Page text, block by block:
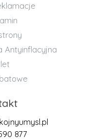
Antyinflacyjna
877